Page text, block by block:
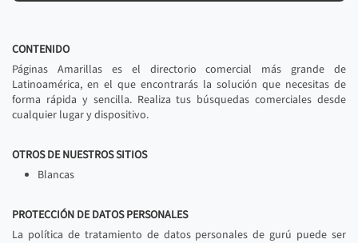
CONTENIDO
Páginas Amarillas es el directorio comercial más grande de
Latinoamérica, en el que encontrarás la solución que necesitas de
forma rápida y sencilla. Realiza tus búsquedas comerciales desde
cualquier lugar y dispositivo.
OTROS DE NUESTROS SITIOS
Blancas
PROTECCIÓN DE DATOS PERSONALES
La política de tratamiento de datos personales de gurú puede ser